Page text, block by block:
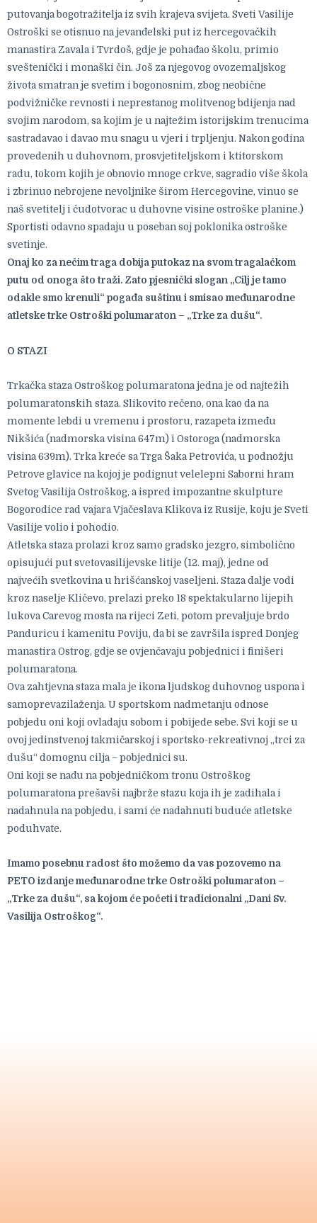
putovanja bogotražitelja iz svih krajeva svijeta. Sveti Vasilije
Ostroški se otisnuo na jevanđelski put iz hercegovačkih
manastira Zavala i Tvrdoš, gdje je pohađao školu, primio
sveštenički i monaški čin. Još za njegovog ovozemaljskog
života smatran je svetim i bogonosnim, zbog neobične
podvižničke revnosti i neprestanog molitvenog bdijenja nad
svojim narodom, sa kojim je u najtežim istorijskim trenucima
sastradavao i davao mu snagu u vjeri i trpljenju. Nakon godina
provedenih u duhovnom, prosvjetiteljskom i ktitorskom
radu, tokom kojih je obnovio mnoge crkve, sagradio više škola
i zbrinuo nebrojene nevoljnike širom Hercegovine, vinuo se
naš svetitelj i čudotvorac u duhovne visine ostroške planine.)
Sportisti odavno spadaju u poseban soj poklonika ostroške
svetinje.
Onaj ko za nečim traga dobija putokaz na svom tragalačkom
putu od onoga što traži. Zato pjesnički slogan „Cilj je tamo
odakle smo krenuli“ pogađa suštinu i smisao međunarodne
atletske trke Ostroški polumaraton – „Trke za dušu“.
O STAZI
Trkačka staza Ostroškog polumaratona jedna je od najtežih
polumaratonskih staza. Slikovito rečeno, ona kao da na
momente lebdi u vremenu i prostoru, razapeta između
Nikšića (nadmorska visina 647m) i Ostoroga (nadmorska
visina 639m). Trka kreće sa Trga Šaka Petrovića, u podnožju
Petrove glavice na kojoj je podignut velelepni Saborni hram
Svetog Vasilija Ostroškog, a ispred impozantne skulpture
Bogorodice rad vajara Vjačeslava Klikova iz Rusije, koju je Sveti
Vasilije volio i pohodio.
Atletska staza prolazi kroz samo gradsko jezgro, simbolično
opisujući put svetovasilijevske litije (12. maj), jedne od
najvećih svetkovina u hrišćanskoj vaseljeni. Staza dalje vodi
kroz naselje Kličevo, prelazi preko 18 spektakularno lijepih
lukova Carevog mosta na rijeci Zeti, potom prevaljuje brdo
Panduricu i kamenitu Poviju, da bi se završila ispred Donjeg
manastira Ostrog, gdje se ovjenčavaju pobjednici i finišeri
polumaratona.
Ova zahtjevna staza mala je ikona ljudskog duhovnog uspona i
samoprevazilaženja. U sportskom nadmetanju odnose
pobjedu oni koji ovladaju sobom i pobijede sebe. Svi koji se u
ovoj jedinstvenoj takmičarskoj i sportsko-rekreativnoj „trci za
dušu“ domognu cilja – pobjednici su.
Oni koji se nađu na pobjedničkom tronu Ostroškog
polumaratona prešavši najbrže stazu koja ih je zadihala i
nadahnula na pobjedu, i sami će nadahnuti buduće atletske
poduhvate.
Imamo posebnu radost što možemo da vas pozovemo na
PETO izdanje međunarodne trke Ostroški polumaraton –
„Trke za dušu“, sa kojom će početi i tradicionalni „Dani Sv.
Vasilija Ostroškog“.